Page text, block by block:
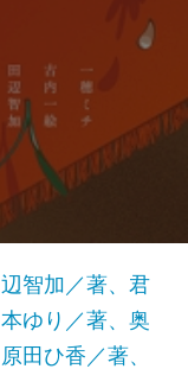
智加／著、君
ゆり／著、奥
田ひ香／著、